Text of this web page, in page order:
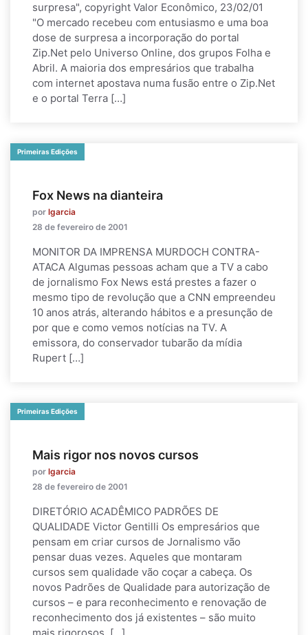
surpresa", copyright Valor Econômico, 23/02/01
"O mercado recebeu com entusiasmo e uma boa
dose de surpresa a incorporação do portal
Zip.Net pelo Universo Online, dos grupos Folha e
Abril. A maioria dos empresários que trabalha
com internet apostava numa fusão entre o Zip.Net
e o portal Terra […]
Primeiras Edições
Fox News na dianteira
por lgarcia
28 de fevereiro de 2001
MONITOR DA IMPRENSA MURDOCH CONTRA-
ATACA Algumas pessoas acham que a TV a cabo
de jornalismo Fox News está prestes a fazer o
mesmo tipo de revolução que a CNN empreendeu
10 anos atrás, alterando hábitos e a presunção de
por que e como vemos notícias na TV. A
emissora, do conservador tubarão da mídia
Rupert […]
Primeiras Edições
Mais rigor nos novos cursos
por lgarcia
28 de fevereiro de 2001
DIRETÓRIO ACADÊMICO PADRÕES DE
QUALIDADE Victor Gentilli Os empresários que
pensam em criar cursos de Jornalismo vão
pensar duas vezes. Aqueles que montaram
cursos sem qualidade vão coçar a cabeça. Os
novos Padrões de Qualidade para autorização de
cursos – e para reconhecimento e renovação de
reconhecimento dos já existentes – são muito